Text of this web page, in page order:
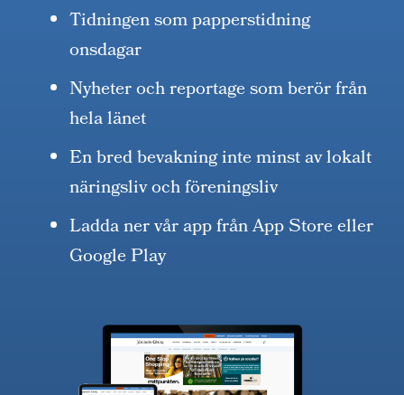
Tidningen som papperstidning
onsdagar
Nyheter och reportage som berör från
hela länet
En bred bevakning inte minst av lokalt
näringsliv och föreningsliv
Ladda ner vår app från App Store eller
Google Play